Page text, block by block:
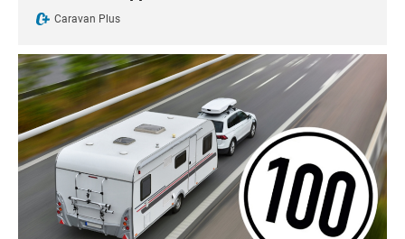
Caravan Plus